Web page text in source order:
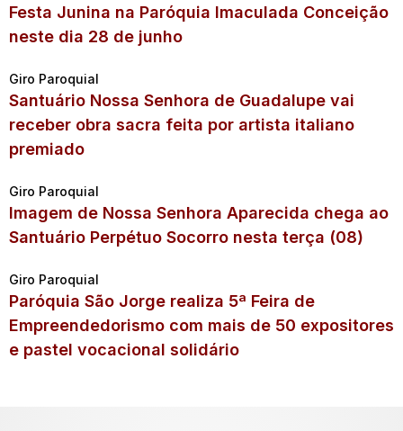
Festa Junina na Paróquia Imaculada Conceição
neste dia 28 de junho
Giro Paroquial
Santuário Nossa Senhora de Guadalupe vai
receber obra sacra feita por artista italiano
premiado
Giro Paroquial
Imagem de Nossa Senhora Aparecida chega ao
Santuário Perpétuo Socorro nesta terça (08)
Giro Paroquial
Paróquia São Jorge realiza 5ª Feira de
Empreendedorismo com mais de 50 expositores
e pastel vocacional solidário